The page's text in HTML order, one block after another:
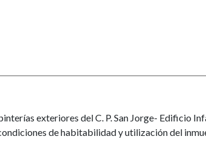
exteriores del C. P. San Jorge- Edificio
de habitabilidad y utilización del